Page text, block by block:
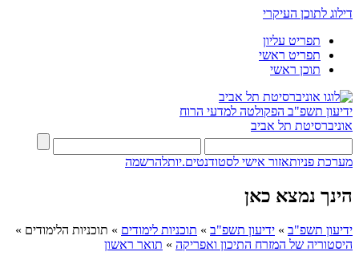
דילוג לתוכן העיקרי
תפריט עליון
תפריט ראשי
תוכן ראשי
ידיעון תשפ"ב הפקולטה למדעי הרוח
אוניברסיטת תל אביב
מערכת פניותאזור אישי לסטודנטים.יותלהרשמה
הינך נמצא כאן
ידיעון תשפ"ב » ידיעון תשפ"ב » תוכניות לימודים » תוכניות הלימודים »
היסטוריה של המזרח התיכון ואפריקה » תואר ראשון